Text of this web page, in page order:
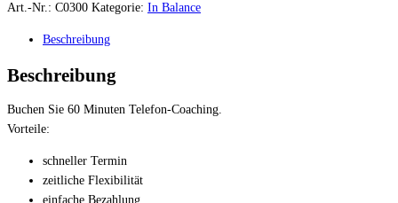
Art.-Nr.: C0300 Kategorie: In Balance
Beschreibung
Beschreibung
Buchen Sie 60 Minuten Telefon-Coaching.
Vorteile:
schneller Termin
zeitliche Flexibilität
einfache Bezahlung